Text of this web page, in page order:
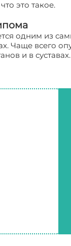
это такое.
одним из
Чаще всего
и в суставах.